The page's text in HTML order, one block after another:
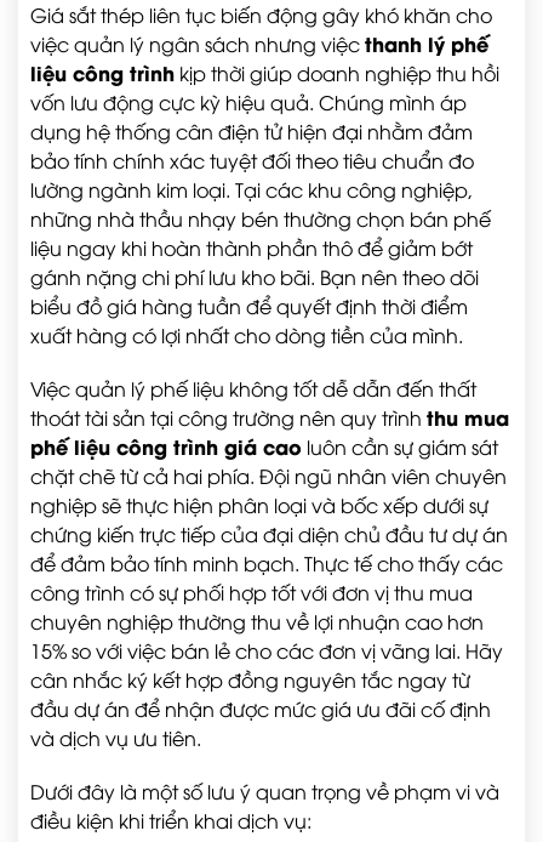
Giá sắt thép liên tục biến động gây khó khăn cho
việc quản lý ngân sách nhưng việcthanh lý phế
liệu công trình kịp thời giúp doanh nghiệp thu hồi
vốn lưu động cực kỳ hiệu quả. Chúng mình áp
dụng hệ thống cân điện tử hiện đại nhằm đảm
bảo tính chính xác tuyệt đối theo tiêu chuẩn đo
lường ngành kim loại. Tại các khu công nghiệp,
những nhà thầu nhạy bén thường chọn bán phế
liệu ngay khi hoàn thành phần thô để giảm bớt
gánh nặng chi phí lưu kho bãi. Bạn nên theo dõi
biểu đồ giá hàng tuần để quyết định thời điểm
xuất hàng có lợi nhất cho dòng tiền của mình.
Việc quản lý phế liệu không tốt dễ dẫn đến thất
thoát tài sản tại công trường nên quy trình thu mua
phế liệu công trình giá cao luôn cần sự giám sát
chặt chẽ từ cả hai phía. Đội ngũ nhân viên chuyên
nghiệp sẽ thực hiện phân loại và bốc xếp dưới sự
chứng kiến trực tiếp của đại diện chủ đầu tư dự án
để đảm bảo tính minh bạch. Thực tế cho thấy các
công trình có sự phối hợp tốt với đơn vị thu mua
chuyên nghiệp thường thu về lợi nhuận cao hơn
15% so với việc bán lẻ cho các đơn vị vãng lai. Hãy
cân nhắc ký kết hợp đồng nguyên tắc ngay từ
đầu dự án để nhận được mức giá ưu đãi cố định
và dịch vụ ưu tiên.
Dưới đây là một số lưu ý quan trọng về phạm vi và
điều kiện khi triển khai dịch vụ: